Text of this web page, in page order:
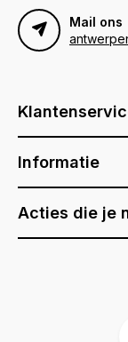
Mail ons
Informatie
Acties die je